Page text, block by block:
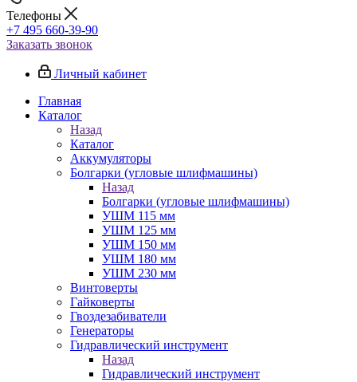
Телефоны
+7 495 660-39-90
Заказать звонок
Личный кабинет
Главная
Каталог
Назад
Каталог
Аккумуляторы
Болгарки (угловые шлифмашины)
Назад
Болгарки (угловые шлифмашины)
УШМ 115 мм
УШМ 125 мм
УШМ 150 мм
УШМ 180 мм
УШМ 230 мм
Винтоверты
Гайковерты
Гвоздезабиватели
Генераторы
Гидравлический инструмент
Назад
Гидравлический инструмент